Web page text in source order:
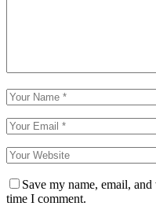
Save my name, email,
time I comment.